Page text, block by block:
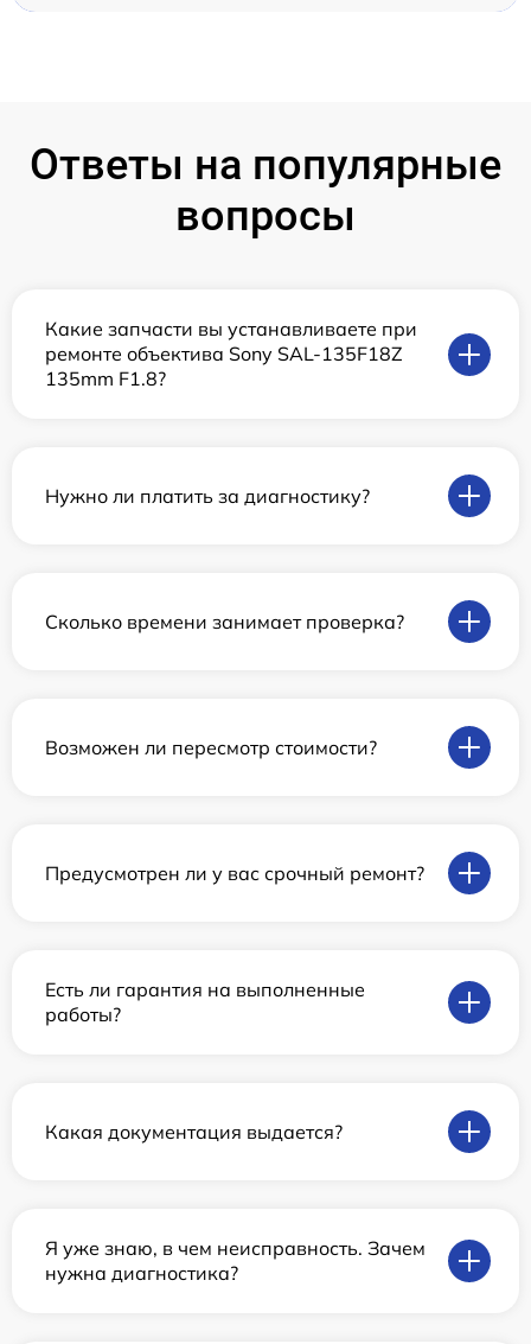
Ответы на популярные
вопросы
Какие запчасти вы устанавливаете при
ремонте объектива Sony SAL-135F18Z
135mm F1.8?
Нужно ли платить за диагностику?
Сколько времени занимает проверка?
Возможен ли пересмотр стоимости?
Предусмотрен ли у вас срочный ремонт?
Есть ли гарантия на выполненные
работы?
Какая документация выдается?
Я уже знаю, в чем неисправность. Зачем
нужна диагностика?